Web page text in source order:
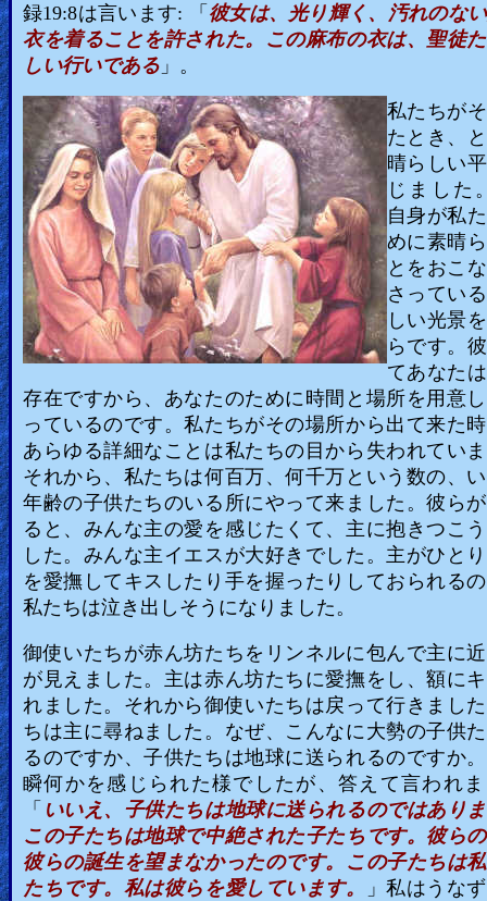
録19:8は言います: 「 彼女は、光り輝く、汚れのな
衣を着ることを許された。この麻布の衣は、聖徒
しい行いである 」。
私たちが
たとき、
晴らしい
じました
自身が私
めに素晴
とをおこ
さってい
しい光景
らです。
てあなた
存在ですから、あなたのために時間と場所を用意
っているのです。私たちがその場所から出て来た
あらゆる詳細なことは私たちの目から失われてい
それから、私たちは何百万、何千万という数の、
年齢の子供たちのいる所にやって来ました。彼ら
ると、みんな主の愛を感じたくて、主に抱きつこ
した。みんな主イエスが大好きでした。主がひと
を愛撫してキスしたり手を握ったりしておられる
私たちは泣き出しそうになりました。
御使いたちが赤ん坊たちをリンネルに包んで主に
が見えました。主は赤ん坊たちに愛撫をし、額に
れました。それから御使いたちは戻って行きまし
ちは主に尋ねました。なぜ、こんなに大勢の子供
るのですか、子供たちは地球に送られるのですか
瞬何かを感じられた様でしたが、答えて言われ
「 いいえ、子供たちは地球に送られるのではあり
この子たちは地球で中絶された子たちです。彼ら
彼らの誕生を望まなかったのです。この子たちは
たちです。私は彼らを愛しています。
」私はうな